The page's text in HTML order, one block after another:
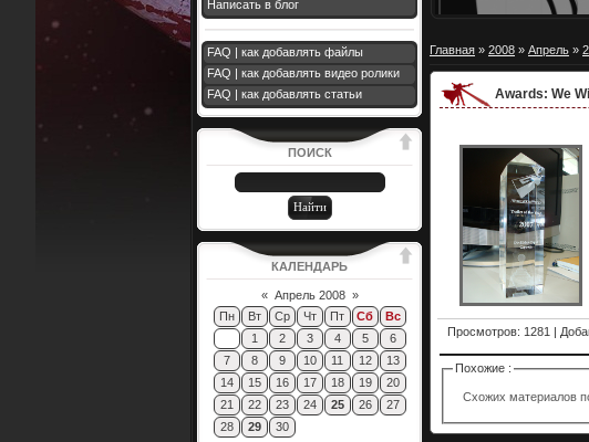
Главная » 2008 » Апрель »
Awards: We
Просмотров: 1281 |
Похожие :
Схожих материалов
Написать в блог
FAQ | как добавлять файлы
FAQ | как добавлять видео ролики
FAQ | как добавлять статьи
ПОИСК
КАЛЕНДАРЬ
« Апрель 2008 »
Пн
Вт Ср Чт Пт Сб
Вс
1
2 3 4 5
6
7
8 9 10 11 12
13
14
15 16 17 18 19
20
21
22 23 24 25 26
27
28
29 30